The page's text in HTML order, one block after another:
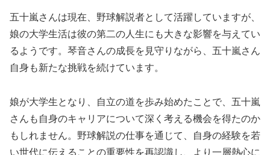
五十嵐さんは現在、野球解説者として活躍していますが、
娘の大学生活は彼の第二の人生にも大きな影響を与えてい
るようです。琴音さんの成長を見守りながら、五十嵐さん
自身も新たな挑戦を続けています。
娘が大学生となり、自立の道を歩み始めたことで、五十嵐
さんも自身のキャリアについて深く考える機会を得たのか
もしれません。野球解説の仕事を通じて、自身の経験を若
い世代に伝えることの重要性を再認識し、より一層熱心に